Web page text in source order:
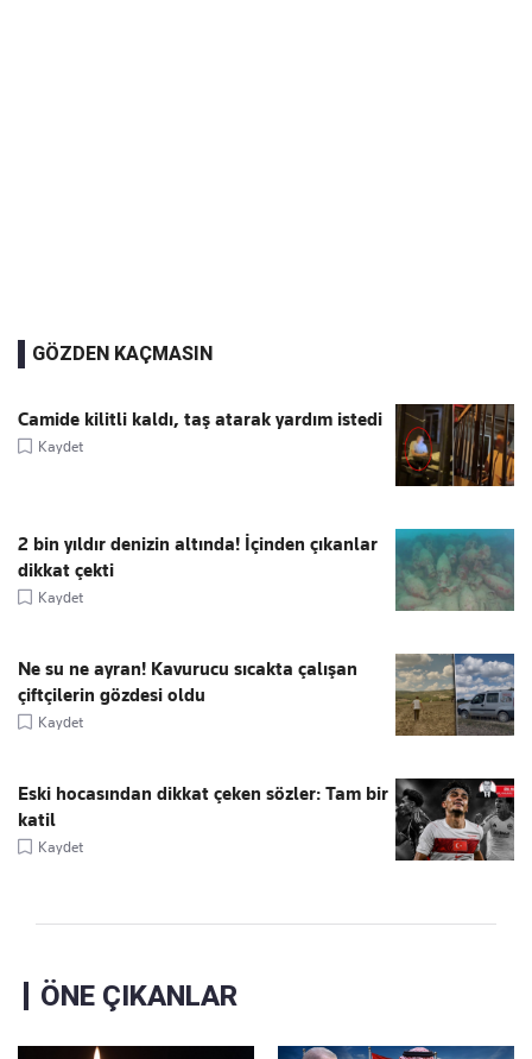
GÖZDEN KAÇMASIN
Camide kilitli kaldı, taş atarak yardım istedi
Kaydet
2 bin yıldır denizin altında! İçinden çıkanlar
dikkat çekti
Kaydet
Ne su ne ayran! Kavurucu sıcakta çalışan
çiftçilerin gözdesi oldu
Kaydet
Eski hocasından dikkat çeken sözler: Tam bir
katil
Kaydet
ÖNE ÇIKANLAR